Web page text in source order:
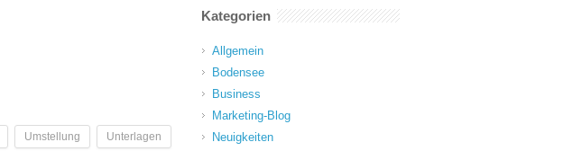
Umstellung Unterlagen
Kategorien
Allgemein
Bodensee
Business
Marketing-Blog
Neuigkeiten